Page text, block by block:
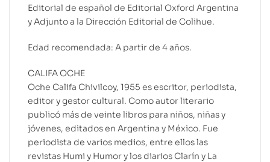
Editorial de español de Editorial Oxford Argentina
y Adjunto a la Dirección Editorial de Colihue.
Edad recomendada: A partir de 4 años.
CALIFA OCHE
Oche Califa Chivilcoy, 1955 es escritor, periodista,
editor y gestor cultural. Como autor literario
publicó más de veinte libros para niños, niñas y
jóvenes, editados en Argentina y México. Fue
periodista de varios medios, entre ellos las
revistas Humi y Humor y los diarios Clarín y La